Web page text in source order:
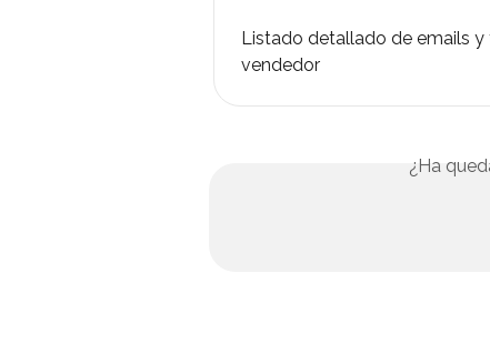
Listado detallado de emails
vendedor
¿Ha